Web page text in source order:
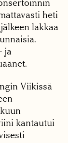
heti
lakkaa
ja
Viikissä
kantautui